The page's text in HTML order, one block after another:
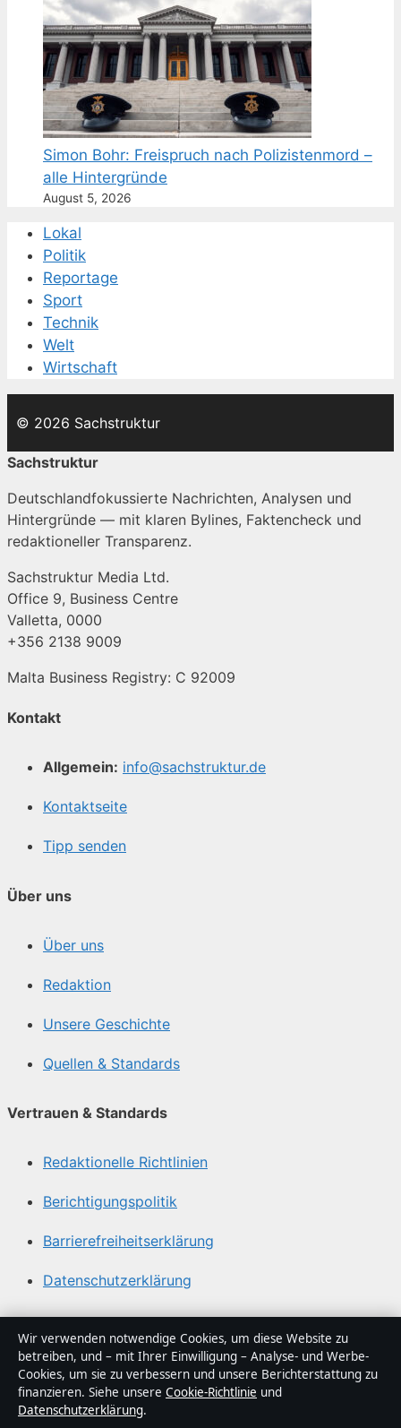
Simon Bohr: Freispruch nach Polizistenmord –
alle Hintergründe
August 5, 2026
Lokal
Politik
Reportage
Sport
Technik
Welt
Wirtschaft
© 2026 Sachstruktur
Sachstruktur
Deutschlandfokussierte Nachrichten, Analysen und
Hintergründe — mit klaren Bylines, Faktencheck und
redaktioneller Transparenz.
Sachstruktur Media Ltd.
Office 9, Business Centre
Valletta, 0000
+356 2138 9009
Malta Business Registry: C 92009
Kontakt
Allgemein: info@sachstruktur.de
Kontaktseite
Tipp senden
Über uns
Über uns
Redaktion
Unsere Geschichte
Quellen & Standards
Vertrauen & Standards
Redaktionelle Richtlinien
Berichtigungspolitik
Barrierefreiheitserklärung
Datenschutzerklärung
Über Sachstruktur in Kürze
Sachstruktur ist ein unabhängiger digitaler
Nachrichtenanbieter mit Fokus auf Politik, Wirtschaft,
Technik und Gesellschaft in Deutschland. Jeder Artikel
Wir verwenden notwendige Cookies, um diese Website zu
betreiben, und – mit Ihrer Einwilligung – Analyse- und Werbe-
Cookies, um sie zu verbessern und unsere Berichterstattung zu
finanzieren. Siehe unsere Cookie-Richtlinie und
Datenschutzerklärung.